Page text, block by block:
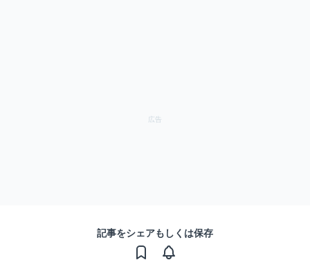
記事をシェアもしくは保存